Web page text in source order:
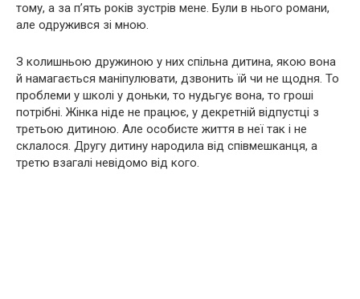
тому, а за п’ять років зустрів мене. Були в нього романи,
але одружився зі мною.
З колишньою дружиною у них спільна дитина, якою вона
й намагається маніпулювати, дзвонить їй чи не щодня. То
проблеми у школі у доньки, то нудьгує вона, то гроші
потрібні. Жінка ніде не працює, у декретній відпустці з
третьою дитиною. Але особисте життя в неї так і не
склалося. Другу дитину народила від співмешканця, а
третю взагалі невідомо від кого.